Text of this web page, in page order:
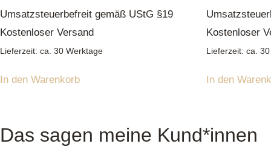
Umsatzsteuerbefreit gemäß UStG §19
Kostenloser Versand
Lieferzeit: ca. 30 Werktage
In den Warenkorb
Kostenloser
Lieferzeit: ca.
In den
Das sagen meine Kund*innen